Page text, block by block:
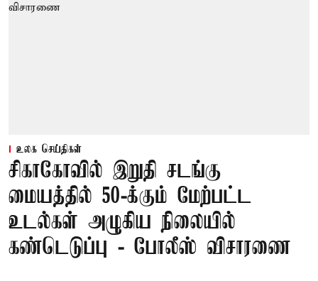
உலக செய்திகள்
சிகாகோவில் இறுதி சடங்கு
மையத்தில் 50-க்கும் மேற்பட்ட
உடல்கள் அழுகிய நிலையில்
கண்டெடுப்பு - போலீஸ் விசாரணை